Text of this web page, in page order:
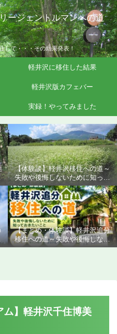
ージェントルマンへの道
して・・・その結果発表！
軽井沢に移住した結果
軽井沢版カフェバー
実録！やってみました
【体験談】軽井沢移住への道～
失敗や後悔しないために知って
おきたいこと
【まとめ・体験談】軽井沢追分
移住への道～失敗や後悔しない
ために知っておきたいこと
ム】軽井沢千住博美